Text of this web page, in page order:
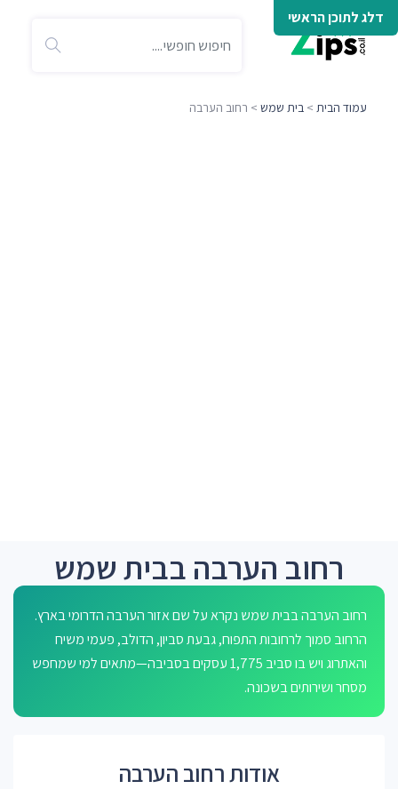
דלג לתוכן הראשי
עמוד הבית > בית שמש > רחוב הערבה
רחוב הערבה בבית שמש
רחוב הערבה בבית שמש נקרא על שם אזור הערבה הדרומי בארץ.
הרחוב סמוך לרחובות התפוח, גבעת סביון, הדולב, פעמי משיח
והאתרוג ויש בו סביב 1,775 עסקים בסביבה—מתאים למי שמחפש
מסחר ושירותים בשכונה.
אודות רחוב הערבה